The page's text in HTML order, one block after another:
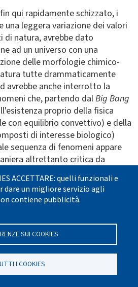
qui rapidamente schizzato, i
una leggera variazione dei valori
di natura, avrebbe dato
ad un universo con una
delle morfologie chimico-
tutte drammaticamente
avrebbe anche interrotto la
che, partendo dalBig Bang
proprio della fisica
con equilibrio convettivo) e della
di interesse biologico)
sequenza di fenomeni appare
altrettanto critica da
le proprietà delle
livelli energetici atomici, dei
fra le maggiori costanti
interesse è costituito infine
delle quattro costanti di
già fissati entro una distanza
dall'orizzonte delBig Bang,
elettromagnetica si
ACCETTARE: quelli funzionali e
dare un migliore servizio agli
contiene pubblicità.
SUI COOKIES
I COOKIES